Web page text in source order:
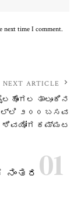
next time I comment.
NEXT ARTICLE
ತಾಲೂಕಿನ
೨೦೦ ಬಸವ
ಕಮ್ಮಟ